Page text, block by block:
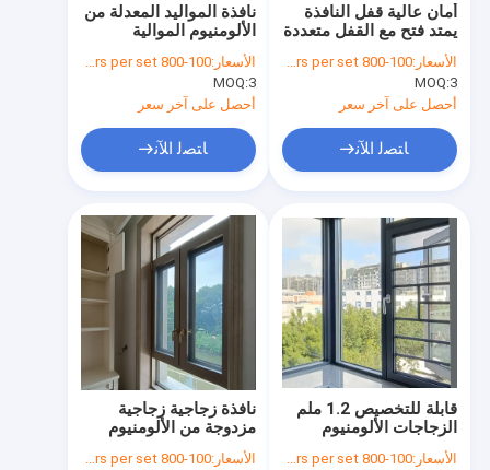
نافذة المواليد المعدلة من
الألومنيوم الموالية
بمساحة مسحوق
الأسعار:100-800 dollars per set
MOQ:3
أحصل على آخر سعر
ﺎﺘﺼﻟ ﺍﻶﻧ
أمان عالية قفل النافذة
يمتد فتح مع القفل متعددة
النقاط
الأسعار:100-800 dollars per set
MOQ:3
أحصل على آخر سعر
ﺎﺘﺼﻟ ﺍﻶﻧ
نافذة زجاجية زجاجية
مزدوجة من الألومنيوم
الأسعار:100-800 dollars per set
قابلة للتخصيص 1.2 ملم
الزجاجات الألومنيوم
النافذة المتحركة التصميم
الحديث
الأسعار:100-800 dollars per set